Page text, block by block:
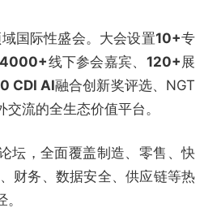
国际性盛会。大会设置10+专
4000+线下参会嘉宾、 120+ 展
CDI AI融合创新奖评选、NGT
流的全生态价值平台。
坛，全面覆盖制造、零售、快
财务、数据安全、供应链等热